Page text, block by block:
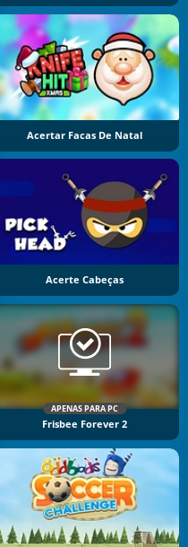
Acertar Facas De Natal
Acerte Cabeças
APENAS PARA PC
Frisbee Forever 2